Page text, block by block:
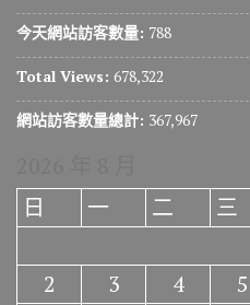
今天網站訪客數量: 788
Total Views: 678,322
網站訪客數量總計: 367,967
日
一 二 三
2
3 4 5